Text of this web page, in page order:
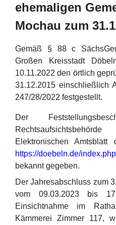
ehemaligen
Mochau zum
Gemäß § 88 c
Großen Kreisstadt
10.11.2022 den örtlich
31.12.2015 einschließlich
247/28/2022 festgestellt.
Der
Elektronischen
https://doebeln.de/
bekannt gegeben.
Der Jahresabschluss zum
vom 09.03.2023 bis
Einsichtnahme im
Kämmerei Zimmer 117,